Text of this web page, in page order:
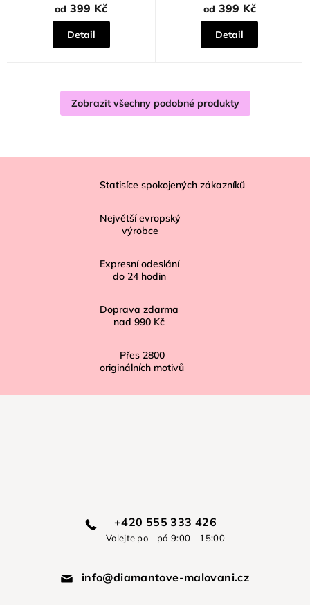
od 399 Kč
Detail
od 399 Kč
Detail
Zobrazit všechny podobné produkty
Statisíce spokojených zákazníků
Největší evropský
výrobce
Expresní odeslání
do 24 hodin
Doprava zdarma
nad 990 Kč
Přes 2800
originálních motivů
+420 555 333 426
Volejte po - pá 9:00 - 15:00
info@diamantove-malovani.cz